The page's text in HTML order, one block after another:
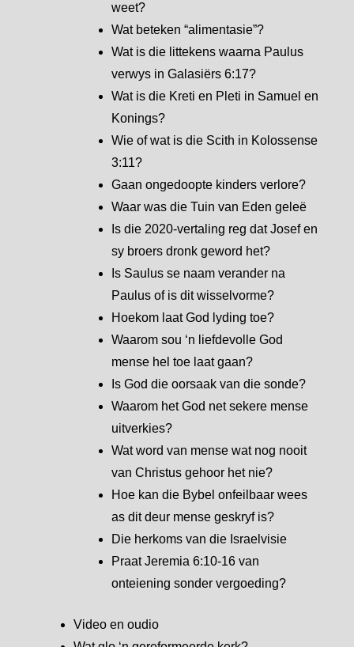
weet?
Wat beteken “alimentasie”?
Wat is die littekens waarna Paulus
verwys in Galasiërs 6:17?
Wat is die Kreti en Pleti in Samuel en
Konings?
Wie of wat is die Scith in Kolossense
3:11?
Gaan ongedoopte kinders verlore?
Waar was die Tuin van Eden geleë
Is die 2020-vertaling reg dat Josef en
sy broers dronk geword het?
Is Saulus se naam verander na
Paulus of is dit wisselvorme?
Hoekom laat God lyding toe?
Waarom sou ‘n liefdevolle God
mense hel toe laat gaan?
Is God die oorsaak van die sonde?
Waarom het God net sekere mense
uitverkies?
Wat word van mense wat nog nooit
van Christus gehoor het nie?
Hoe kan die Bybel onfeilbaar wees
as dit deur mense geskryf is?
Die herkoms van die Israelvisie
Praat Jeremia 6:10-16 van
onteiening sonder vergoeding?
Video en oudio